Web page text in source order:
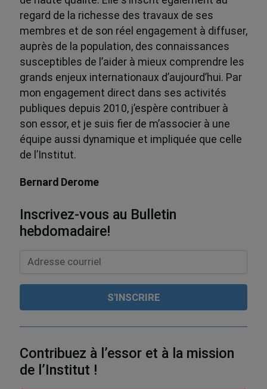
regard de la richesse des travaux de ses
membres et de son réel engagement à diffuser,
auprès de la population, des connaissances
susceptibles de l’aider à mieux comprendre les
grands enjeux internationaux d’aujourd’hui. Par
mon engagement direct dans ses activités
publiques depuis 2010, j’espère contribuer à
son essor, et je suis fier de m’associer à une
équipe aussi dynamique et impliquée que celle
de l’Institut.
Bernard Derome
Inscrivez-vous au Bulletin
hebdomadaire!
Contribuez à l’essor et à la mission
de l’Institut !